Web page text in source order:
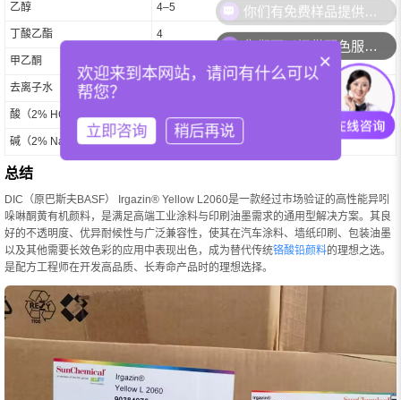
乙醇 4–5
丁酸乙酯 4
甲乙酮
去离子水
酸（2% HCl）
碱（2% NaOH）
总结
DIC（原巴斯夫BASF） Irgazin® Yellow L2060是一款经过市场验证的高性能异吲
哚啉酮黄有机颜料，是满足高端工业涂料与印刷油墨需求的通用型解决方案。其良
好的不透明度、优异耐候性与广泛兼容性，使其在汽车涂料、墙纸印刷、包装油墨
以及其他需要长效色彩的应用中表现出色，成为替代传统铬酸铅颜料的理想之选。
是配方工程师在开发高品质、长寿命产品时的理想选择。
×
欢迎来到本网站，请问有什么可以
帮您？
立即咨询 稍后再说